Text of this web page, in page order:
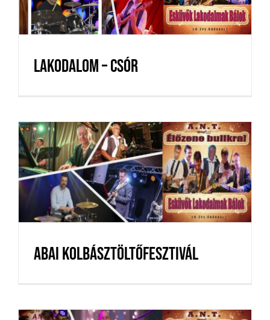
Lakodalom – Csór
Abai Kolbásztöltőfesztivál
Abai Kolbásztöltőfesztivál